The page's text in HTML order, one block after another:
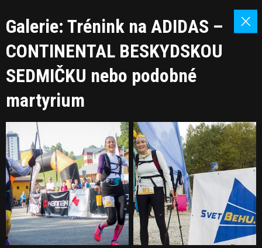
Galerie: Trénink na ADIDAS –
CONTINENTAL BESKYDSKOU
SEDMIČKU nebo podobné
martyrium